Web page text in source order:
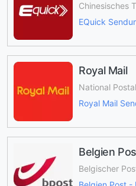
Chinesisches
EQuick
Royal Mail
National
Royal Mail
Belgien
Belgischer